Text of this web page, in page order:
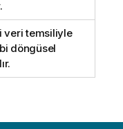
veri temsiliyle
döngüsel